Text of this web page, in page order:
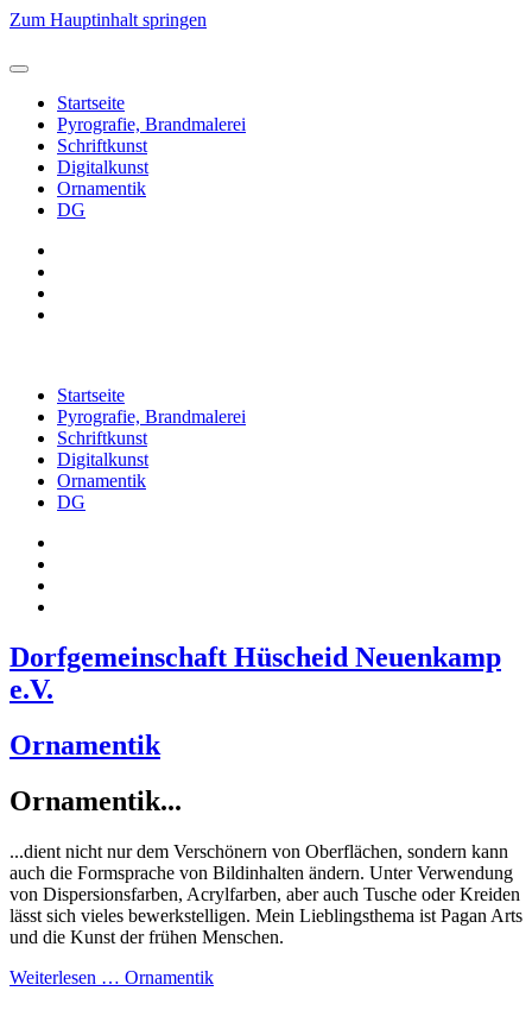
Zum Hauptinhalt springen
Startseite
Pyrografie, Brandmalerei
Schriftkunst
Digitalkunst
Ornamentik
DG
Startseite
Pyrografie, Brandmalerei
Schriftkunst
Digitalkunst
Ornamentik
DG
Dorfgemeinschaft Hüscheid Neuenkamp
e.V.
Ornamentik
Ornamentik...
...dient nicht nur dem Verschönern von Oberflächen, sondern kann
auch die Formsprache von Bildinhalten ändern. Unter Verwendung
von Dispersionsfarben, Acrylfarben, aber auch Tusche oder Kreiden
lässt sich vieles bewerkstelligen. Mein Lieblingsthema ist Pagan Arts
und die Kunst der frühen Menschen.
Weiterlesen … Ornamentik